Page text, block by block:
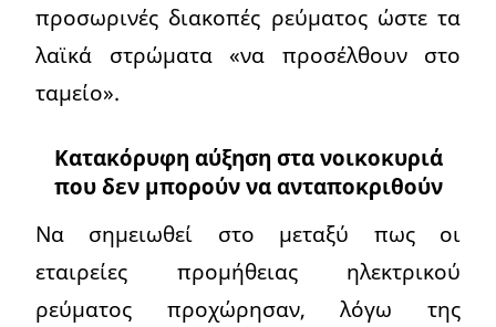
προσωρινές διακοπές ρεύματος ώστε τα
λαϊκά στρώματα «να προσέλθουν στο
ταμείο».
Κατακόρυφη αύξηση στα νοικοκυριά
που δεν μπορούν να ανταποκριθούν
Να σημειωθεί στο μεταξύ πως οι
εταιρείες προμήθειας ηλεκτρικού
ρεύματος προχώρησαν, λόγω της